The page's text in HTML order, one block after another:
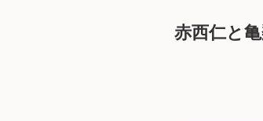
赤西仁と